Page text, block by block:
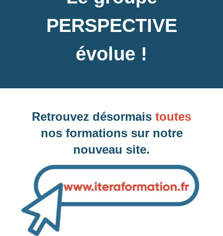
charge 👌
Les OPCO / FAF pour le financement
de votre formation
Naviguez vers la droite pour consulter toute la liste
PERSPECTIVE
évolue !
Retrouvez désormais toutes
nos formations sur notre
nouveau site.